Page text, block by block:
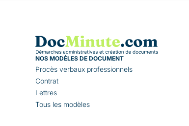
NOS MODÈLES DE DOCUMENT
Procès verbaux professionnels
Contrat
Lettres
Tous les modèles